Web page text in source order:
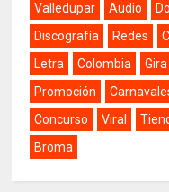
Valledupar
Audio
Discografía
Redes
Letra
Colombia Gira
Promoción
Concurso
Viral
Broma